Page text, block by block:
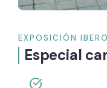
EXPOSICIÓN
Especial